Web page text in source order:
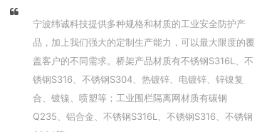
宁波纬诚科技提供多种规格和材质的工业安全防护产
品，加上我们强大的定制生产能力，可以最大限度的覆
盖客户的不同需求。桥架产品材质有不锈钢S316L、不
锈钢S316、不锈钢S304、热镀锌、电镀锌、锌镍复
合、镀镍、喷塑等；工业围栏隔离网材质有碳钢
Q235、铝合金、不锈钢S316L、不锈钢S316、不锈钢